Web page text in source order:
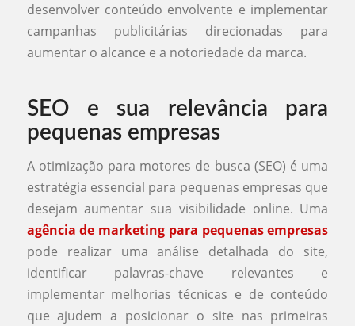
desenvolver conteúdo envolvente e implementar
campanhas publicitárias direcionadas para
aumentar o alcance e a notoriedade da marca.
SEO e sua relevância para
pequenas empresas
A otimização para motores de busca (SEO) é uma
estratégia essencial para pequenas empresas que
desejam aumentar sua visibilidade online. Uma
agência de marketing para pequenas empresas
pode realizar uma análise detalhada do site,
identificar palavras-chave relevantes e
implementar melhorias técnicas e de conteúdo
que ajudem a posicionar o site nas primeiras